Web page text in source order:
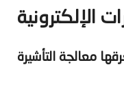
الإلكترونية
معالجة التأشيرة